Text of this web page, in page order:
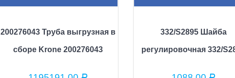
200276043 Труба выгрузная в
сборе Krone 200276043
332/S2895 Шайба
регулировочная 332/